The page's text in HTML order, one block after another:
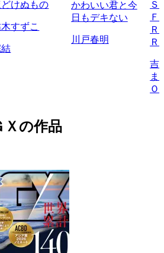
どけぬもの
すずこ
かわいい君と今
日もデキない
川戸春明
Ｆ
Ｒ
吉
ま
Ｏ
Ｘの作品